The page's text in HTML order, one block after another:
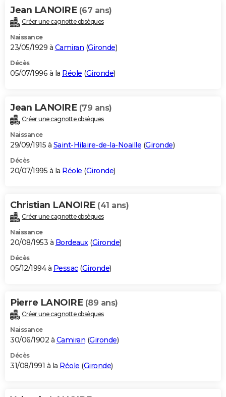
Jean LANOIRE (67 ans)
Créer une cagnotte obsèques
Naissance
23/05/1929 à Camiran (Gironde)
Décès
05/07/1996 à la Réole (Gironde)
Jean LANOIRE (79 ans)
Créer une cagnotte obsèques
Naissance
29/09/1915 à Saint-Hilaire-de-la-Noaille (Gironde)
Décès
20/07/1995 à la Réole (Gironde)
Christian LANOIRE (41 ans)
Créer une cagnotte obsèques
Naissance
20/08/1953 à Bordeaux(Gironde)
Décès
05/12/1994 à Pessac(Gironde)
Pierre LANOIRE (89 ans)
Créer une cagnotte obsèques
Naissance
30/06/1902 à Camiran (Gironde)
Décès
31/08/1991 à la Réole (Gironde)